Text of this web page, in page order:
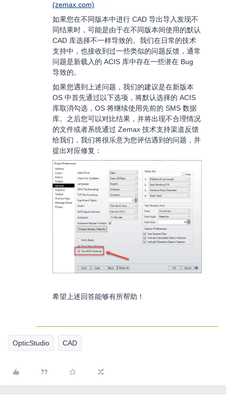
(zemax.com)
如果您在不同版本中进行 CAD 导出导入发现不
同结果时，可能是由于在不同版本间使用的默认
CAD 库选择不一样导致的。我们在日常的技术
支持中，也接收到过一些类似的问题反馈，通常
问题是新载入的 ACIS 库中存在一些潜在 Bug
导致的。
如果您遇到上述问题，我们的建议是在新版本
OS 中首先通过以下选项，将默认选择的 ACIS
库取消勾选，OS 将继续使用先前的 SMS 数据
库。之后您可以对比结果，并将出现不合理情况
的文件或者系统通过 Zemax 技术支持渠道反馈
给我们，我们将很乐意为您评估遇到的问题，并
提出对应修复：
希望上述回答能够有所帮助！
OpticStudio CAD